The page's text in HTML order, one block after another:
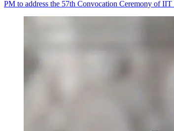
PM to address the 57th Convocation Ceremony of